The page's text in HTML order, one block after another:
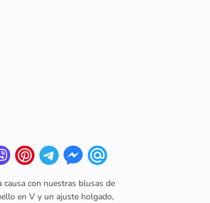
causa con nuestras blusas de
en V y un ajuste holgado,